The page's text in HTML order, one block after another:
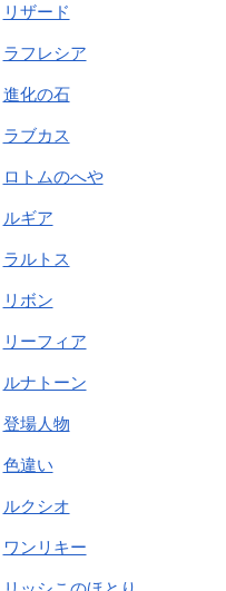
リザード
ラフレシア
進化の石
ラブカス
ロトムのへや
ルギア
ラルトス
リボン
リーフィア
ルナトーン
登場人物
色違い
ルクシオ
ワンリキー